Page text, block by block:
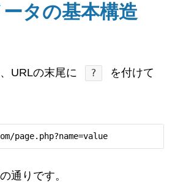
タの基本構造
URLの末尾に ?
を付けて
https://example.com/page.php?name=value
通りです。